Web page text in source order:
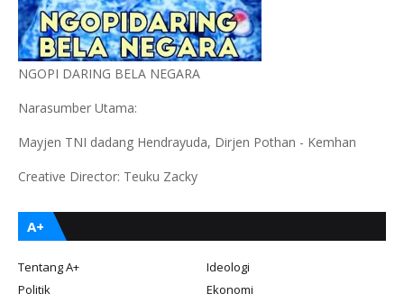
NGOPI DARING BELA NEGARA
Narasumber Utama:
Mayjen TNI dadang Hendrayuda, Dirjen Pothan - Kemhan
Creative Director: Teuku Zacky
A+
Tentang A+
Ideologi
Politik
Ekonomi